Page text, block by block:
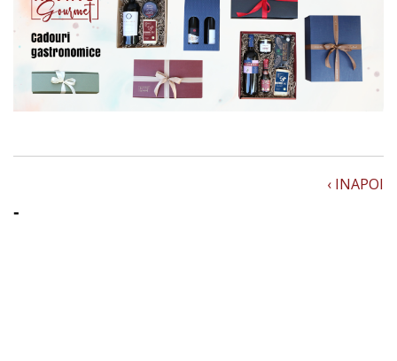
-
‹ INAPOI